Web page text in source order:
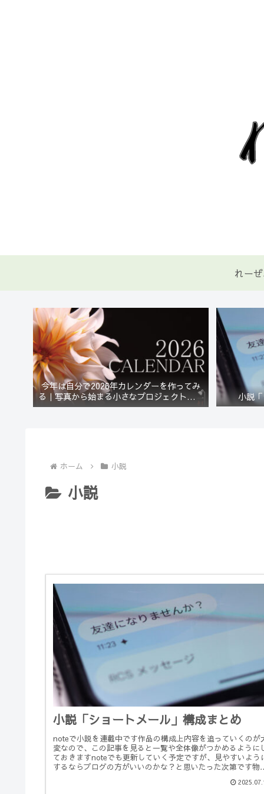
れー
今年は自分で2026年カレンダーを作ってみ
る｜写真から始まる小さなプロジェクト【一
灯花】
小説
ホーム 小説
小説
小説「ショートメール」構成まとめ
noteで小説を連載中です作品の構成上内容を追っていくのが
変なので、この記事を見ると一覧や全体像がつかめるように
ておきますnoteでも更新していく予定ですが、見やすいよう
するならブログの方がいいのかな？と思いたった次第です物